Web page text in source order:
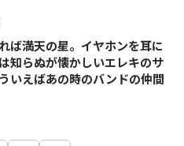
ば満天の星。イヤホンを耳に
知らぬが懐かしいエレキのサ
いえばあの時のバンドの仲間